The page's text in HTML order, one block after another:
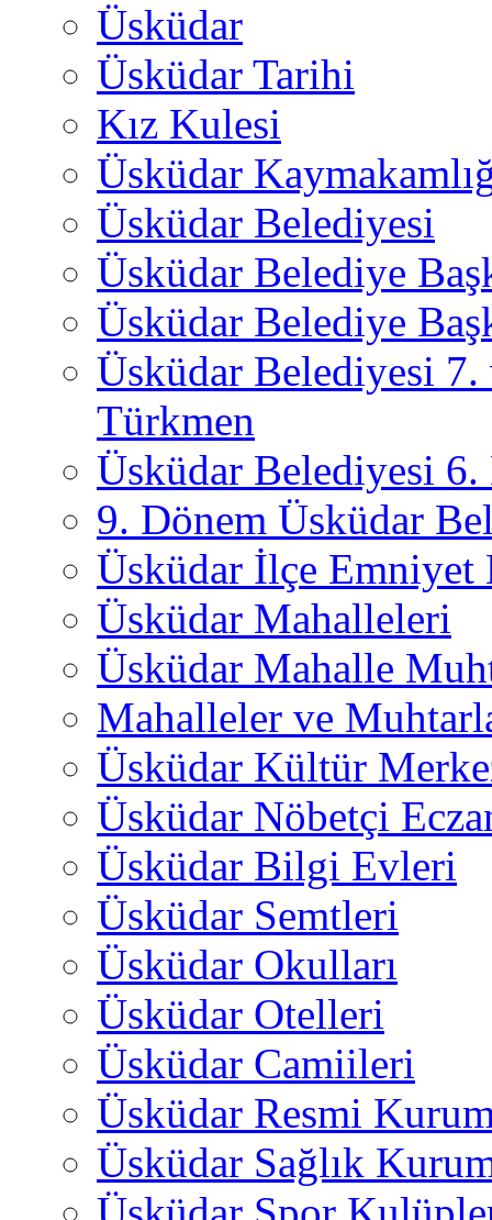
Üsküdar
Üsküdar Tarihi
Kız Kulesi
Üsküdar
Üsküdar Belediyesi
Üsküdar Belediye
Üsküdar Belediye
Üsküdar Belediyesi
Türkmen
Üsküdar Belediyesi 6.
9. Dönem Üsküdar
Üsküdar İlçe
Üsküdar Mahalleleri
Üsküdar Mahalle
Mahalleler ve
Üsküdar Kültür
Üsküdar Nöbetçi
Üsküdar Bilgi Evleri
Üsküdar Semtleri
Üsküdar Okulları
Üsküdar Otelleri
Üsküdar Camiileri
Üsküdar Resmi
Üsküdar Sağlık